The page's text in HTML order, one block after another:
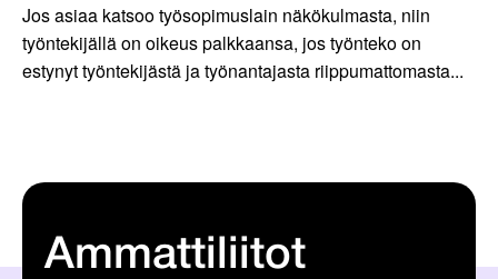
Jos asiaa katsoo työsopimuslain näkökulmasta, niin
työntekijällä on oikeus palkkaansa, jos työnteko on
estynyt työntekijästä ja työnantajasta riippumattomasta...
Ammattiliitot